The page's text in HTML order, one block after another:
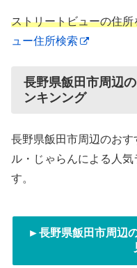
ストリートビューの住所
ュー住所検索
長野県飯田市周辺
ンキンング
長野県飯田市周辺のお
ル・じゃらんによる人
す。
►長野県飯田市周辺